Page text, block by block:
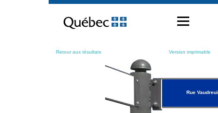
contenu
Retour aux résultats Version imprimable
Rue